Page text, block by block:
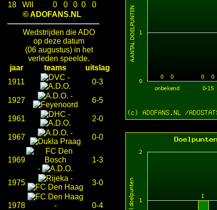
18
WII 0 0 0 0
0
© ADOFANS.NL
Wedstrijden die ADO
op deze datum
(06 augustus) in het
verleden speelde.
jaar
teams
uitslag
1911
-
0-3
1927
-
6-5
1961
-
2-0
1967
-
0-0
1969
-
1-3
1975
-
3-0
1978 - 0-4